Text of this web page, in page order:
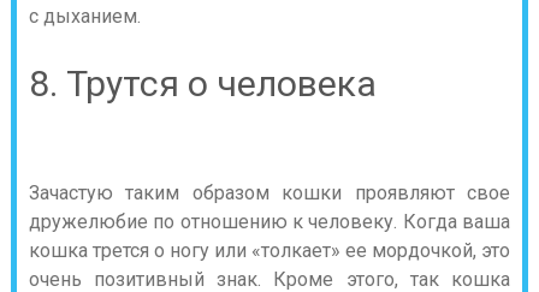
с дыханием.
8. Трутся о человека
Зачастую таким образом кошки проявляют свое
дружелюбие по отношению к человеку. Когда ваша
кошка трется о ногу или «толкает» ее мордочкой, это
очень позитивный знак. Кроме этого, так кошка